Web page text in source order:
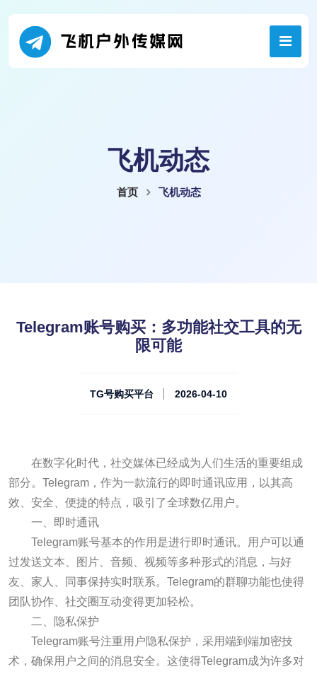
飞机动态
首页 飞机动态
Telegram账号购买：多功能社交工具的无
限可能
TG号购买平台 2026-04-10
在数字化时代，社交媒体已经成为人们生活的重要组成
部分。Telegram，作为一款流行的即时通讯应用，以其高
效、安全、便捷的特点，吸引了全球数亿用户。
一、即时通讯
Telegram账号基本的作用是进行即时通讯。用户可以通
过发送文本、图片、音频、视频等多种形式的消息，与好
友、家人、同事保持实时联系。Telegram的群聊功能也使得
团队协作、社交圈互动变得更加轻松。
二、隐私保护
Telegram账号注重用户隐私保护，采用端到端加密技
术，确保用户之间的消息安全。这使得Telegram成为许多对